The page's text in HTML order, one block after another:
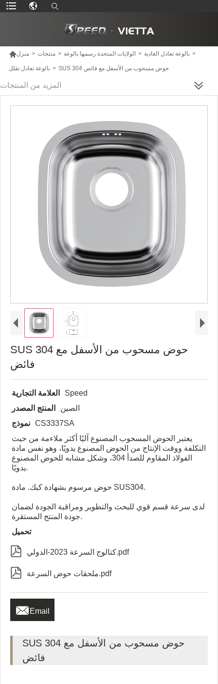
منزل > منتجات > الولايات المتحدة رسمها بالوعة > بالوعة تعادل العادية >
بالوعة تعادل تقلل > SUS 304 حوض مسحوب من الأسفل مع فائض
المزيد من المنتجات
SUS 304 حوض مسحوب من الأسفل مع
فائض
العلامة التجارية
Speed
المنتج المصدر
الصين
نموذج CS3337SA
يعتبر الحوض المسحوب المصنوع آليًا أكثر ملاءمة من حيث
التكلفة ووقت الإنتاج من الحوض المصنوع يدويًا، وهو نفس مادة
الفولاذ المقاوم للصدأ 304، وشكل مشابه للحوض المصنوع
يدويًا.
حوض مرسوم بشهادة كبك. مادة SUS304.
لدى سرعة قسم قوي للبحث والتطوير ومراقبة الجودة لضمان
جودة المنتج المستقرة.
تحميل
 كتالوج السرعة 2023-الدولي.pdf
 ملحقات حوض السرعة.pdf
 Email
SUS 304 حوض مسحوب من الأسفل مع
فائض